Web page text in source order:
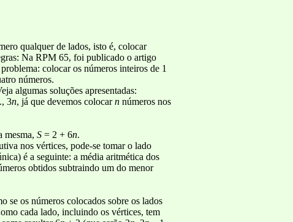
qualquer de lados, isto é, colocar
Na RPM 65, foi publicado o artigo
colocar os números inteiros de 1
números.
algumas soluções apresentadas:
3n, já que devemos colocarn números nos
mesma, S = 2 + 6n.
nos vértices, pode-se tomar o lado
é a seguinte: a média aritmética dos
obtidos subtraindo um do menor
se os números colocados sobre os lados
cada lado, incluindo os vértices, tem